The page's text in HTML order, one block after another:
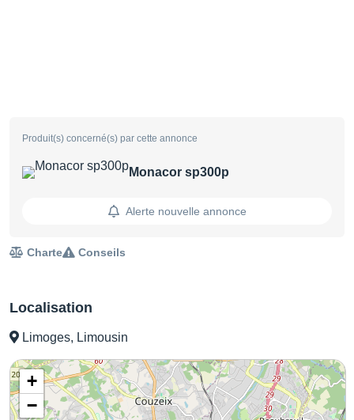
Localisation
Limoges, Limousin
+
−
Produit(s) concerné(s) par cette annonce
Monacor sp300p
Alerte nouvelle annonce
Charte Conseils